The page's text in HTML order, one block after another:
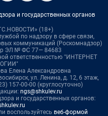
и государственных органов
(18+)
по надзору в сфере связи,
коммуникаций (Роскомнадзор)
ЭЛ № ФС 77— 84683
ответственностью "ИНТЕРНЕТ
Елена Александровна
ул. Ленина, д. 12, 6 этаж,
157-00-00 (круглосуточно)
ngs@shkulev.ru
и государственных органов:
воспользуйтесь веб-формой